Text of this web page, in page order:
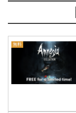
無料